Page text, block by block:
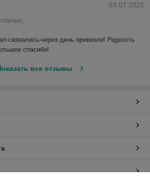
03.07.2025
связались-через день привезли! Редкость
спасибо!
все отзывы